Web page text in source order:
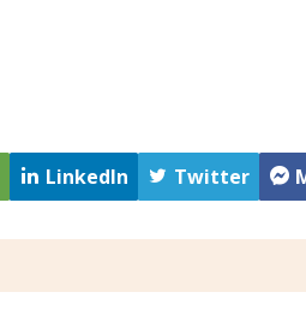
LinkedIn Twitter